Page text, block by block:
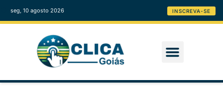
seg, 10 agosto 2026 INSCREVA-SE